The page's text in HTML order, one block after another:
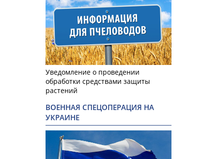
Уведомление о проведении
обработки средствами защиты
растений
ВОЕННАЯ СПЕЦОПЕРАЦИЯ НА
УКРАИНЕ